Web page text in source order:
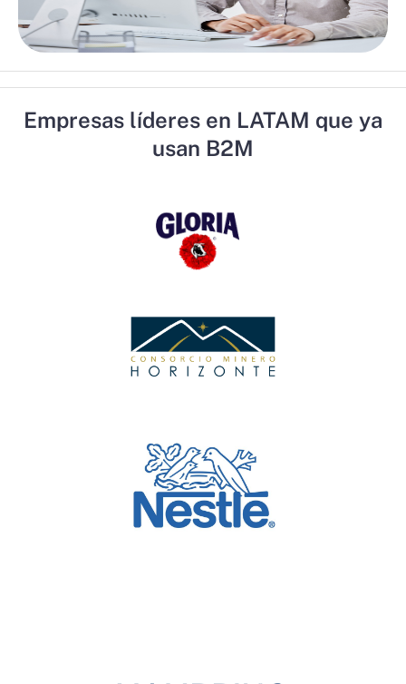
Empresas líderes en LATAM que ya
usan B2M